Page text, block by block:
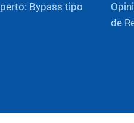
Bypass tipo
de